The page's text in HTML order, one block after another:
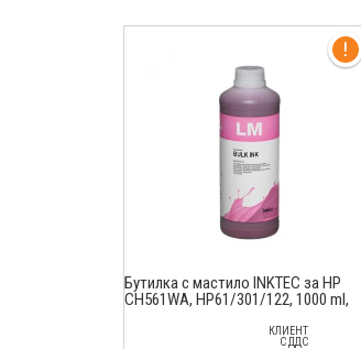
Бутилка с мастило INKTEC за HP
CH561WA, HP61/301/122, 1000 ml,
КЛИЕНТ
С ДДС